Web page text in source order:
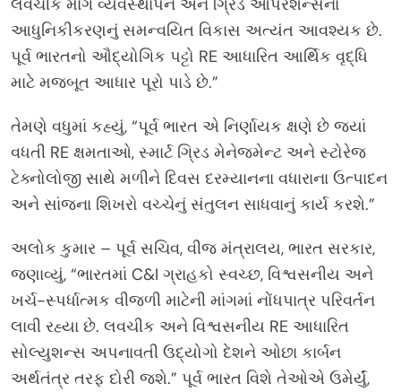
આધુનિકીકરણનું સમન્વયિત વિકાસ અત્યંત આવશ્યક છે.
પૂર્વ ભારતનો ઔદ્યોગિક પટ્ટો RE આધારિત આર્થિક વૃદ્ધિ
માટે મજબૂત આધાર પૂરો પાડે છે.”
તેમણે વધુમાં કહ્યું, “પૂર્વ ભારત એ નિર્ણાયક ક્ષણે છે જ્યાં
વધતી RE ક્ષમતાઓ, સ્માર્ટ ગ્રિડ મેનેજમેન્ટ અને સ્ટોરેજ
ટેક્નોલોજી સાથે મળીને દિવસ દરમ્યાનના વધારાના ઉત્પાદન
અને સાંજના શિખરો વચ્ચેનું સંતુલન સાધવાનું કાર્ય કરશે.”
અલોક કુમાર – પૂર્વ સચિવ, વીજ મંત્રાલય, ભારત સરકાર,
જણાવ્યું, “ભારતમાં C&I ગ્રાહકો સ્વચ્છ, વિશ્વસનીય અને
ખર્ચ-સ્પર્ધાત્મક વીજળી માટેની માંગમાં નોંધપાત્ર પરિવર્તન
લાવી રહ્યા છે. લવચીક અને વિશ્વસનીય RE આધારિત
સોલ્યુશન્સ અપનાવતી ઉદ્યોગો દેશને ઓછા કાર્બન
અર્થતંત્ર તરફ દોરી જશે.” પૂર્વ ભારત વિશે તેઓએ ઉમેર્યું,